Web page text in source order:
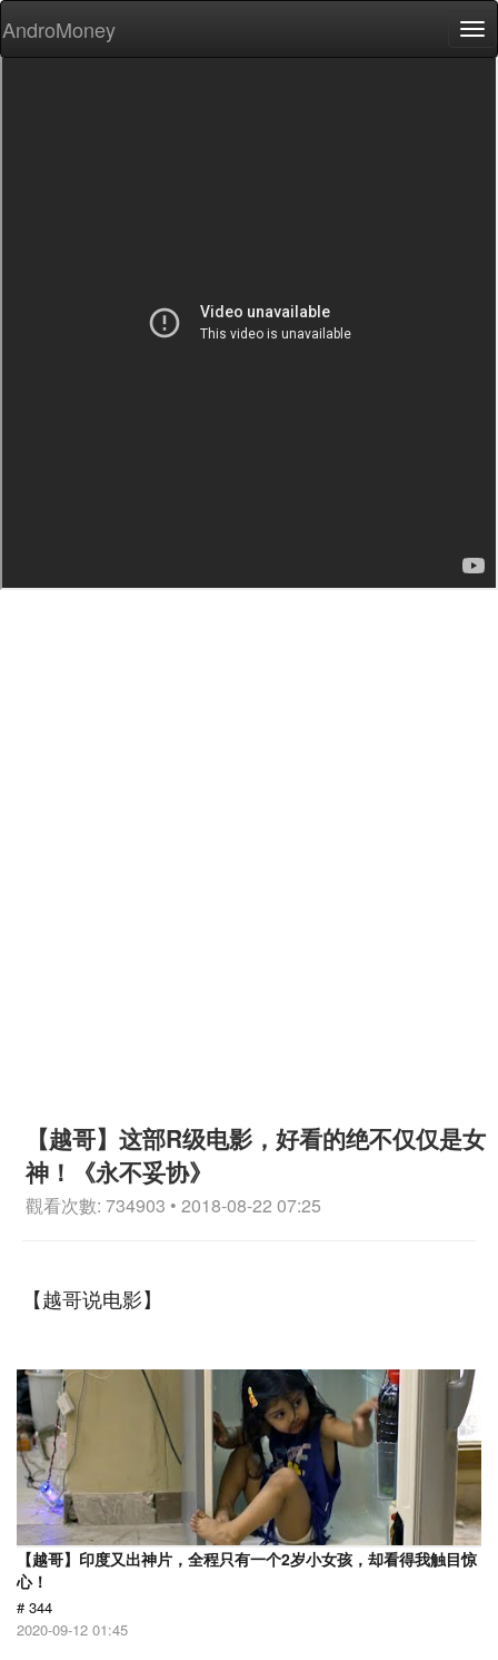
AndroMoney
【越哥】这部R级电影，好看的绝不仅仅是女
神！《永不妥协》
觀看次數: 734903 • 2018-08-22 07:25
【越哥说电影】
【越哥】印度又出神片，全程只有一个2岁小女孩，却看得我触目惊
心！
# 344
2020-09-12 01:45